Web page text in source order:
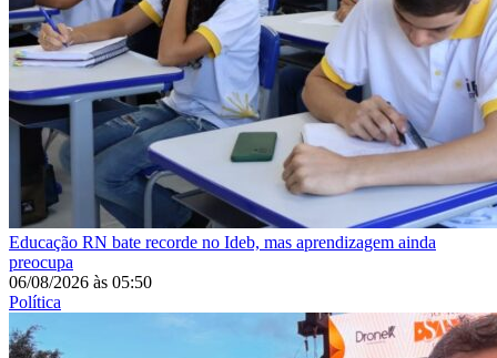
Educação RN bate recorde no Ideb, mas aprendizagem ainda
preocupa
06/08/2026 às 05:50
Política